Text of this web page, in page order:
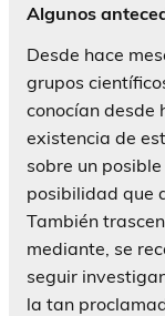
Algunos
Desde hace
grupos
conocían desde
existencia de
sobre un
posibilidad que
También
mediante, se
seguir
la tan